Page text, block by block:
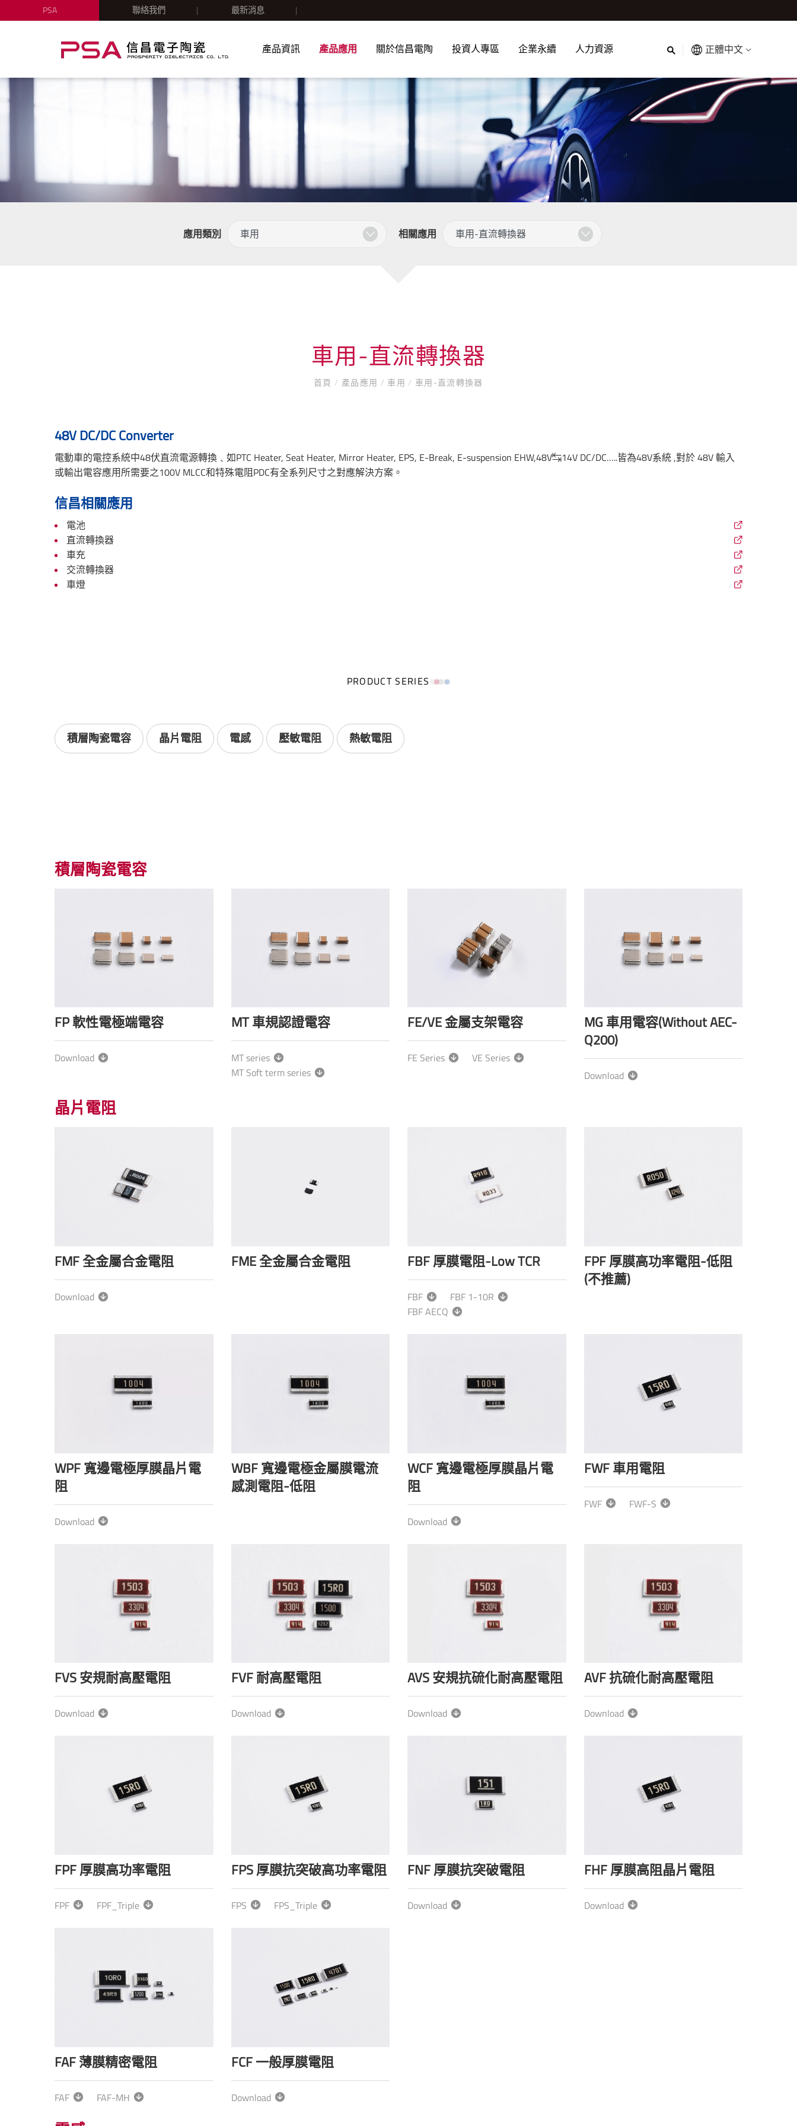
PSA 聯絡我們 最新消息
產品資訊 產品應用 關於信昌電陶 投資人專區 企業永續 人力資源 正體中文
應用類別 相關應用
車用-直流轉換器
首頁 / 產品應用 / 車用 / 車用-直流轉換器
48V DC/DC Converter
電動車的電控系統中48伏直流電源轉換﹑如PTC Heater, Seat Heater, Mirror Heater, EPS, E-Break, E-suspension EHW,48V↹14V DC/DC…..皆為48V系統 ,對於 48V 輸入
或輸出電容應用所需要之100V MLCC和特殊電阻PDC有全系列尺寸之對應解決方案。
信昌相關應用
電池
直流轉換器
車充
交流轉換器
車燈
PRODUCT SERIES
積層陶瓷電容 晶片電阻 電感 壓敏電阻 熱敏電阻
積層陶瓷電容
FP 軟性電極端電容
Download
MT 車規認證電容
MT series
MT Soft term series
FE/VE 金屬支架電容
FE Series VE Series
MG 車用電容(Without AEC-
Q200)
Download
晶片電阻
FMF 全金屬合金電阻
Download
FME 全金屬合金電阻 FBF 厚膜電阻-Low TCR
FBF
FBF 1-10R
FBF AECQ
FPF 厚膜高功率電阻-低阻
(不推薦)
WPF 寬邊電極厚膜晶片電
阻
Download
WBF 寬邊電極金屬膜電流
感測電阻-低阻
WCF 寬邊電極厚膜晶片電
阻
Download
FWF 車用電阻
FWF FWF-S
FVS 安規耐高壓電阻
Download
FVF 耐高壓電阻
Download
AVS 安規抗硫化耐高壓電阻
Download
AVF 抗硫化耐高壓電阻
Download
FPF 厚膜高功率電阻
FPF FPF_Triple
FPS 厚膜抗突破高功率電阻
FPS FPS_Triple
FNF 厚膜抗突破電阻
Download
FHF 厚膜高阻晶片電阻
Download
FAF 薄膜精密電阻
FAF FAF-MH
FCF 一般厚膜電阻
Download